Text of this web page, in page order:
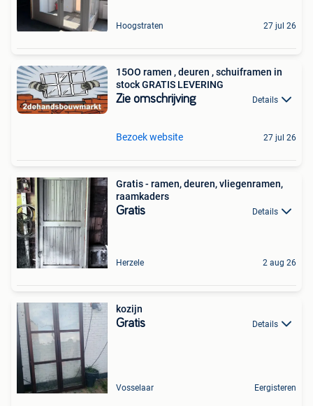
Hoogstraten 27 jul 26
15OO ramen , deuren , schuiframen in
stock GRATIS LEVERING
Zie omschrijving Details
Bezoek website 27 jul 26
Gratis - ramen, deuren, vliegenramen,
raamkaders
Gratis Details
Herzele 2 aug 26
kozijn
Gratis Details
Vosselaar Eergisteren